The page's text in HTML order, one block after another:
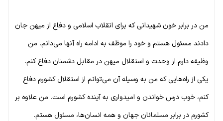
من در برابر خون شهیدانی که برای انقلاب اسلامی و دفاع از میهن جان
دادند مسئول هستم و خود را موظف به ادامه راه آنها می‌دانم. من
وظیفه دارم از وحدت و استقلال میهن در مقابل دشمنان دفاع کنم.
یکی از راه‌هایی که من به وسیله آن می‌توانم از استقلال کشورم دفاع
کنم، خوب درس خواندن و امیدواری به آینده کشورم است. من علاوه بر
کشورم در برابر مسلمانان جهان و همه انسان‌ها، مسئول هستم.